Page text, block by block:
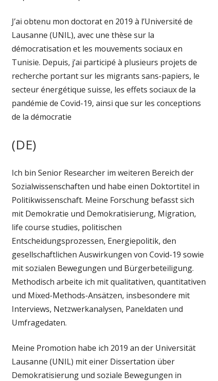
J’ai obtenu mon doctorat en 2019 à l’Université de
Lausanne (UNIL), avec une thèse sur la
démocratisation et les mouvements sociaux en
Tunisie. Depuis, j’ai participé à plusieurs projets de
recherche portant sur les migrants sans-papiers, le
secteur énergétique suisse, les effets sociaux de la
pandémie de Covid-19, ainsi que sur les conceptions
de la démocratie
(DE)
Ich bin Senior Researcher im weiteren Bereich der
Sozialwissenschaften und habe einen Doktortitel in
Politikwissenschaft. Meine Forschung befasst sich
mit Demokratie und Demokratisierung, Migration,
life course studies, politischen
Entscheidungsprozessen, Energiepolitik, den
gesellschaftlichen Auswirkungen von Covid-19 sowie
mit sozialen Bewegungen und Bürgerbeteiligung.
Methodisch arbeite ich mit qualitativen, quantitativen
und Mixed-Methods-Ansätzen, insbesondere mit
Interviews, Netzwerkanalysen, Paneldaten und
Umfragedaten.
Meine Promotion habe ich 2019 an der Universität
Lausanne (UNIL) mit einer Dissertation über
Demokratisierung und soziale Bewegungen in